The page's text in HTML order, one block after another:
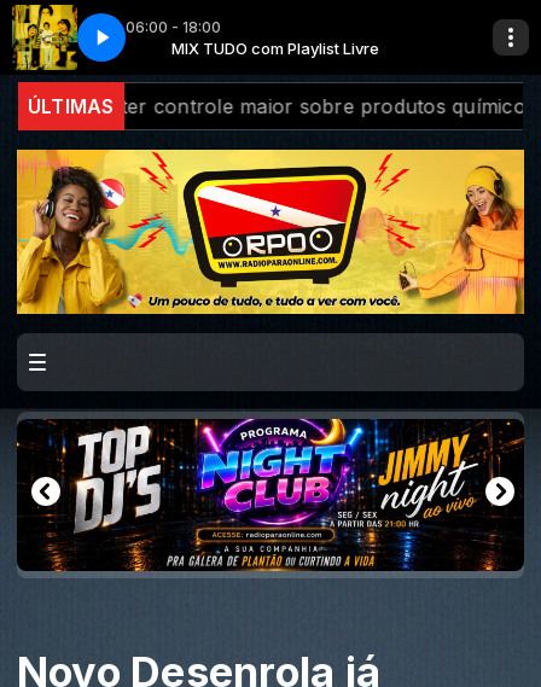
06:00 - 18:00
MIX TUDO com Playlist Livre
RADIO PARA ONLINE
ÚLTIMAS
maior sobre produtos químicos Diversidade na
Novo Desenrola já